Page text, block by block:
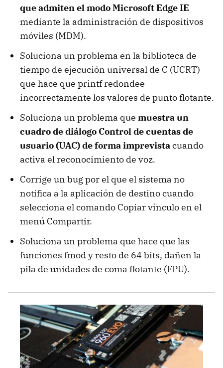
que admiten el modo Microsoft Edge IE
mediante la administración de dispositivos
móviles (MDM).
Soluciona un problema en la biblioteca de
tiempo de ejecución universal de C (UCRT)
que hace que printf redondee
incorrectamente los valores de punto flotante.
Soluciona un problema que muestra un
cuadro de diálogo Control de cuentas de
usuario (UAC) de forma imprevistacuando
activa el reconocimiento de voz.
Corrige un bug por el que el sistema no
notifica a la aplicación de destino cuando
selecciona el comando Copiar vínculo en el
menú Compartir.
Soluciona un problema que hace que las
funciones fmod y resto de 64 bits, dañen la
pila de unidades de coma flotante (FPU).